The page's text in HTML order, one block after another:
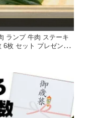
ランプ 牛肉 ステーキ
6枚 セット プレゼント
お祝い 内祝い お返